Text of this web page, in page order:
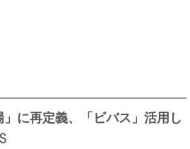
に再定義、「ビバス」活用し